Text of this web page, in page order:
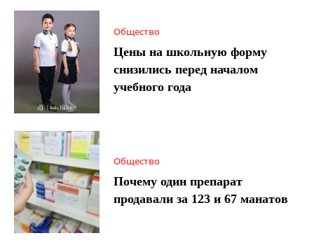
Общество
Цены на школьную форму
снизились перед началом
учебного года
Общество
Почему один препарат
продавали за 123 и 67 манатов